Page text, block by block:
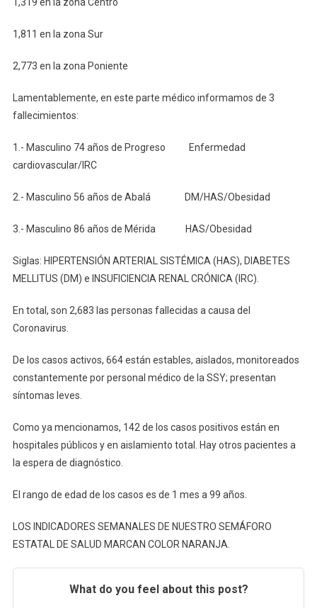
1,811 en la zona Sur
2,773 en la zona Poniente
Lamentablemente, en este parte médico informamos de 3
fallecimientos:
1.- Masculino 74 años de Progreso Enfermedad
cardiovascular/IRC
2.- Masculino 56 años de Abalá DM/HAS/Obesidad
3.- Masculino 86 años de Mérida HAS/Obesidad
Siglas: HIPERTENSIÓN ARTERIAL SISTÉMICA (HAS), DIABETES
MELLITUS (DM) e INSUFICIENCIA RENAL CRÓNICA (IRC).
En total, son 2,683 las personas fallecidas a causa del
Coronavirus.
De los casos activos, 664 están estables, aislados, monitoreados
constantemente por personal médico de la SSY; presentan
síntomas leves.
Como ya mencionamos, 142 de los casos positivos están en
hospitales públicos y en aislamiento total. Hay otros pacientes a
la espera de diagnóstico.
El rango de edad de los casos es de 1 mes a 99 años.
LOS INDICADORES SEMANALES DE NUESTRO SEMÁFORO
ESTATAL DE SALUD MARCAN COLOR NARANJA.
What do you feel about this post?